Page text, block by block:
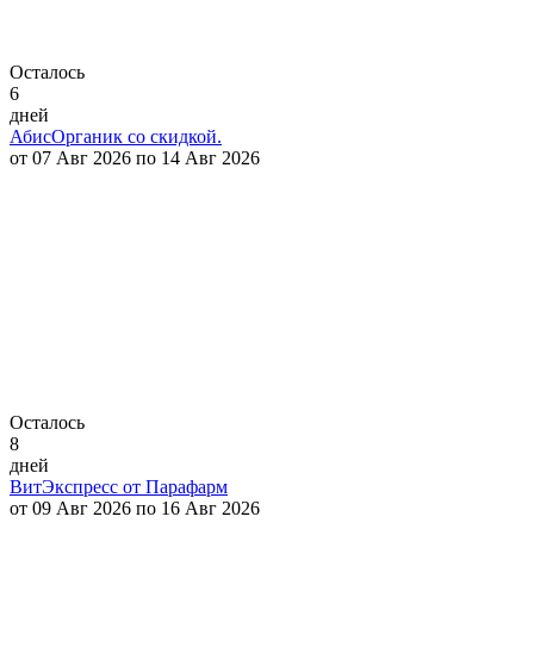
Осталось
6
дней
АбисОрганик со скидкой.
от 07 Авг 2026 по 14 Авг 2026
Осталось
8
дней
ВитЭкспресс от Парафарм
от 09 Авг 2026 по 16 Авг 2026